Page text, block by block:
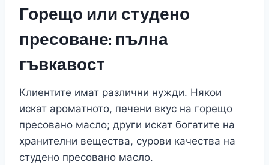
Горещо или студено
пресоване: пълна
гъвкавост
Клиентите имат различни нужди. Някои
искат ароматното, печени вкус на горещо
пресовано масло; други искат богатите на
хранителни вещества, сурови качества на
студено пресовано масло.